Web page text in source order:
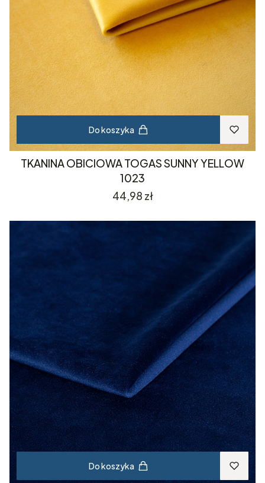
Do koszyka
TKANINA OBICIOWA TOGAS SUNNY YELLOW
1023
Cena
44,98 zł
Do koszyka